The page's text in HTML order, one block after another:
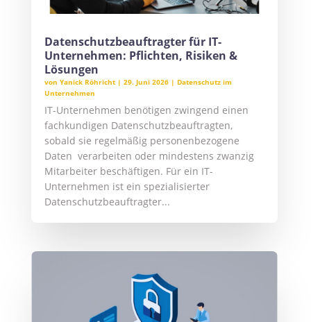
Datenschutzbeauftragter für IT-
Unternehmen: Pflichten, Risiken &
Lösungen
von Yanick Röhricht| 29. Juni 2026| Datenschutz im
Unternehmen
IT-Unternehmen benötigen zwingend einen
fachkundigen Datenschutzbeauftragten,
sobald sie regelmäßig personenbezogene
Daten verarbeiten oder mindestens zwanzig
Mitarbeiter beschäftigen. Für ein IT-
Unternehmen ist ein spezialisierter
Datenschutzbeauftragter...